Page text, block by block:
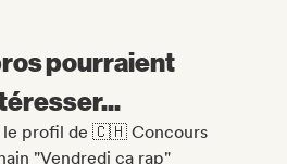
pourraient
le profil de 🇨🇭 Concours
"Vendredi ça rap"